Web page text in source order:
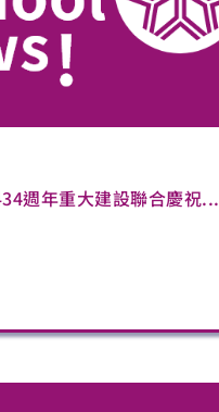
週年重大建設聯合慶祝...